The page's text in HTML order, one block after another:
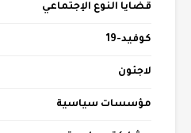
قضايا النوع الإجتماعي
كوفيد-19
لاجئون
مؤسسات سياسية